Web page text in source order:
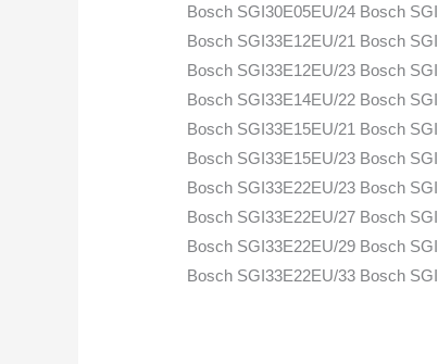
Bosch SGI30E05EU/24 Bosch
Bosch SGI33E12EU/21 Bosch
Bosch SGI33E12EU/23 Bosch
Bosch SGI33E14EU/22 Bosch
Bosch SGI33E15EU/21 Bosch
Bosch SGI33E15EU/23 Bosch
Bosch SGI33E22EU/23 Bosch
Bosch SGI33E22EU/27 Bosch
Bosch SGI33E22EU/29 Bosch
Bosch SGI33E22EU/33 Bosch